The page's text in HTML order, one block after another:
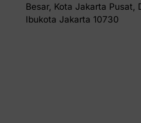
Besar, Kota Jakarta Pusat,
Ibukota Jakarta 10730